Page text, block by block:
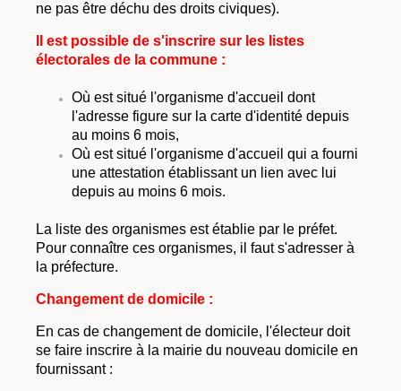
ne pas être déchu des droits civiques).
Il est possible de s'inscrire sur les listes
électorales de la commune :
Où est situé l'organisme d'accueil dont
l'adresse figure sur la carte d'identité depuis
au moins 6 mois,
Où est situé l'organisme d'accueil qui a fourni
une attestation établissant un lien avec lui
depuis au moins 6 mois.
La liste des organismes est établie par le préfet.
Pour connaître ces organismes, il faut s'adresser à
la préfecture.
Changement de domicile :
En cas de changement de domicile, l'électeur doit
se faire inscrire à la mairie du nouveau domicile en
fournissant :